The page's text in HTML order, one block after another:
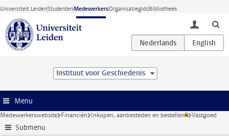
Ga direct naar de inhoud
Universiteit LeidenStudentenMedewerkersOrganisatiegidsBibliotheek
toggle
Instituut voor Geschiedenis
Menu
Medewerkerswebsite Financiën Inkopen, aanbesteden en bestellen Vastgoed
Submenu